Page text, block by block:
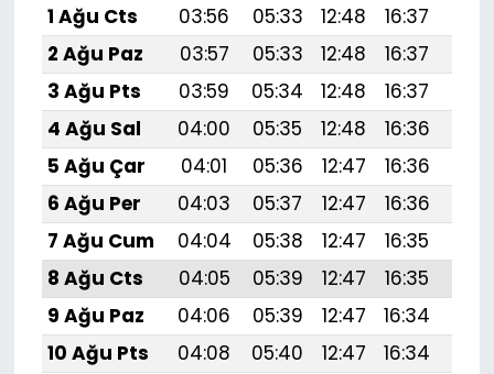
1 Ağu Cts
03:56 05:33 12:48 16:37
2 Ağu Paz
03:57 05:33 12:48 16:37
3 Ağu Pts
03:59 05:34 12:48 16:37
4 Ağu Sal
04:00 05:35 12:48 16:36
5 Ağu Çar
04:01 05:36 12:47 16:36
6 Ağu Per
04:03 05:37 12:47 16:36
7 Ağu Cum
04:04 05:38 12:47 16:35
8 Ağu Cts
04:05 05:39 12:47 16:35
9 Ağu Paz
04:06 05:39 12:47 16:34
10 Ağu Pts
04:08 05:40 12:47 16:34